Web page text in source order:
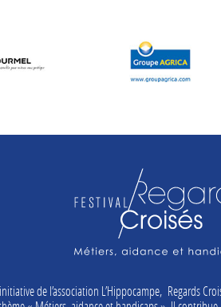
de l’association L’Hippocampe, Regards